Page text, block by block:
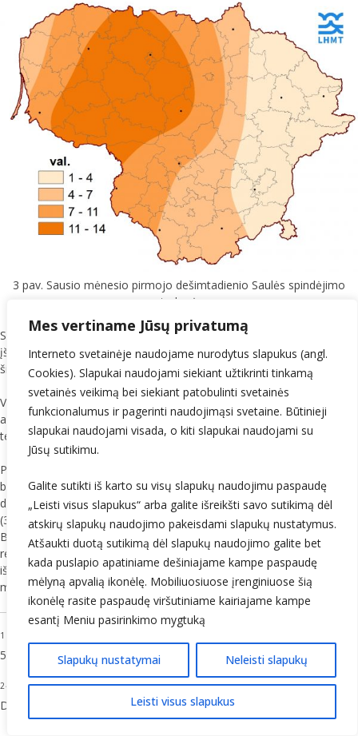
Mes vertiname Jūsų privatumą
Interneto svetainėje naudojame nurodytus slapukus (angl.
Cookies). Slapukai naudojami siekiant užtikrinti tinkamą
svetainės veikimą bei siekiant patobulinti svetainės
funkcionalumus ir pagerinti naudojimąsi svetaine. Būtinieji
slapukai naudojami visada, o kiti slapukai naudojami su
Jūsų sutikimu.
Galite sutikti iš karto su visų slapukų naudojimu paspaudę
„Leisti visus slapukus“ arba galite išreikšti savo sutikimą dėl
atskirų slapukų naudojimo pakeisdami slapukų nustatymus.
Atšaukti duotą sutikimą dėl slapukų naudojimo galite bet
kada puslapio apatiniame dešiniajame kampe paspaudę
mėlyną apvalią ikonėlę. Mobiliuosiuose įrenginiuose šią
ikonėlę rasite paspaudę viršutiniame kairiajame kampe
esantį Meniu pasirinkimo mygtuką
Slapukų nustatymai Neleisti slapukų
Leisti visus slapukus
3 pav. Sausio mėnesio pirmojo dešimtadienio Saulės spindėjimo
trukmė
Sausio pirmąjį dešimtadienį didžiojoje šalies dalyje dirvožemiai buvo
įšalę nuo 1 iki 9 cm. Ilgiausiai laikėsi Vilniaus meteorologijos stotyje,
šioje stotyje dirvožemis įšalo iki 9 cm.
Vidutinė dirvožemio temperatūra 10 cm gylyje visoje šalyje svyravo
apie 1–2 °C, žemiausia krito iki -1….1 °C. Žemiausia dirvožemio
temperatūra 20 cm gylyje visoje šalyje krito iki 1–2 °C.
Pirmąjį sausio mėnesio dešimtadienį Kauno MS išmatuotas
bendrasis ozono kiekis (toliau – BOK) buvo 331 DU1, vidutiniškai 2 %
didesnis už daugiametį (1993–2022 m.) šio dešimtadienio vidurkį
(325 DU). Šį dešimtadienį buvo registruota pavojingai sumažėjusi
BOK reikšmė: 6 d. buvo pagerintas šios paros BOK minimumo
rekordas – 255 DU, antroje vietoje palikęs 1995 m. sausio 6 d.
išmatuotus 262 DU. Šių metų sausio 6 d. BOK reikšmė buvo 21 %
mažesnė už šios dienos daugiametį vidurkį (321 DU).
1
50mm kritulių.
21 DU – 1/1000 cm storio ozono sluoksnis normaliomis sąlygomis –
Dobsono vienetas.